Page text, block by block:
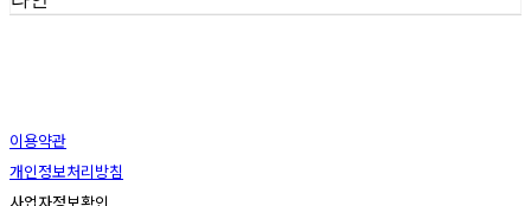
이용약관
개인정보처리방침
사업자정보확인